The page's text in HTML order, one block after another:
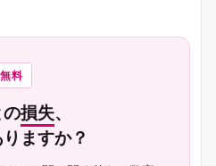
料
損失、
ますか？